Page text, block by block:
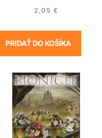
2,05 €
PRIDAŤ DO KOŠÍKA